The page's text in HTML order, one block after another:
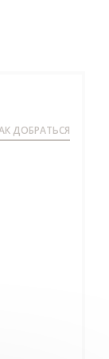
ДОБРАТЬСЯ